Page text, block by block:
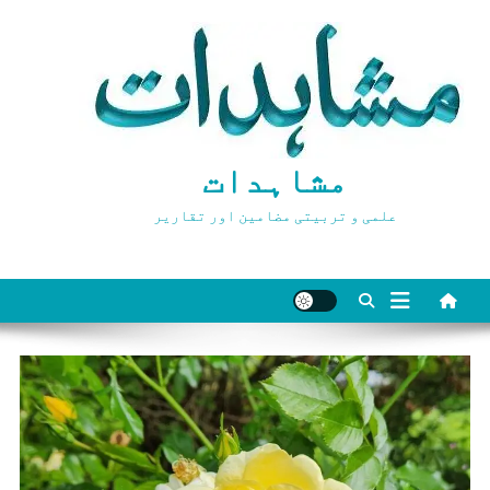
مشاہدات
علمی و تربیتی مضامین اور تقاریر